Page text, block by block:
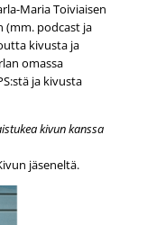
Maria Toiviaisen
(mm. podcast ja
kivusta ja
omassa
ja kivusta
kivun kanssa
jäseneltä.